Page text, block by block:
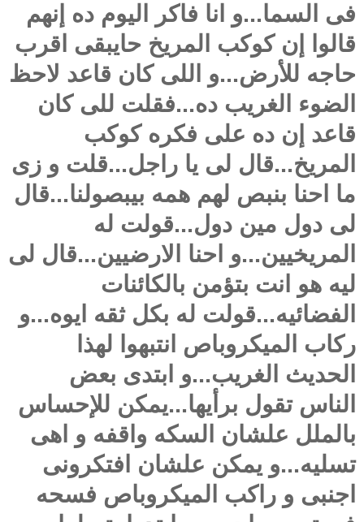
فى السما...و انا فاكر اليوم ده إنهم
قالوا إن كوكب المريخ حايبقى اقرب
حاجه للأرض...و اللى كان قاعد لاحظ
الضوء الغريب ده...فقلت للى كان
قاعد إن ده على فكره كوكب
المريخ...قال لى يا راجل...قلت و زى
ما احنا بنبص لهم همه بيبصولنا...قال
لى دول مين دول...قولت له
المريخيين...و احنا الارضيين...قال لى
ليه هو انت بتؤمن بالكائنات
الفضائيه...قولت له بكل ثقه ايوه...و
ركاب الميكروباص انتبهوا لهذا
الحديث الغريب...و ابتدى بعض
الناس تقول برأيها...يمكن للإحساس
بالملل علشان السكه واقفه و اهى
تسليه...و يمكن علشان افتكرونى
اجنبى و راكب الميكروباص فسحه